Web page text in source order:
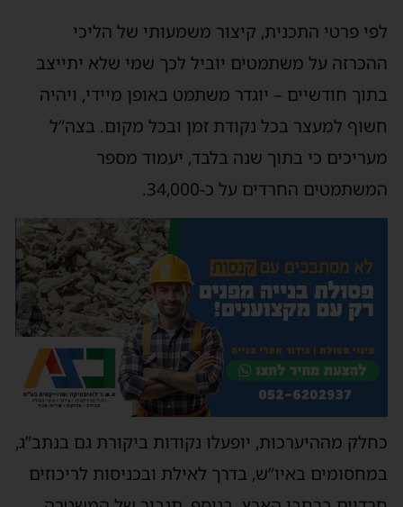
לפי פרטי התכנית, קיצור משמעותי של הליכי
ההכרזה על משתמטים יוביל לכך שמי שלא יתייצב
בתוך חודשיים – יוגדר משתמט באופן מיידי, ויהיה
חשוף למעצר בכל נקודת זמן ובכל מקום. בצה”ל
מעריכים כי בתוך שנה בלבד, יעמוד מספר
המשתמטים החרדים על כ-34,000.
כחלק מההיערכות, יופעלו נקודות ביקורת גם בנתב”ג,
במחסומים באיו”ש, בדרך לאילת ובכניסות לריכוזים